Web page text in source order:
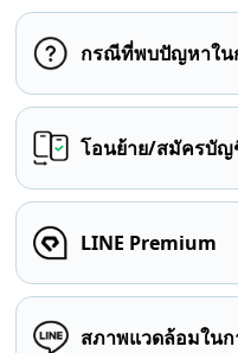
กรณีที่พบปัญหาใน
โอนย้าย/สมัครบัญ
LINE Premium
สภาพแวดล้อมในก